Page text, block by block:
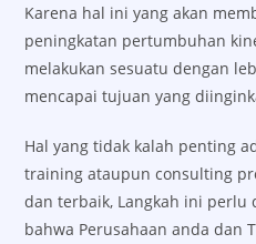
Karena hal ini yang akan
peningkatan pertumbuhan
melakukan sesuatu dengan
mencapai tujuan yang
Hal yang tidak kalah penting
training ataupun consulting
dan terbaik, Langkah ini perlu
bahwa Perusahaan anda dan